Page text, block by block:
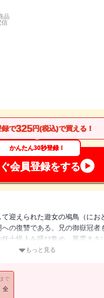
品
信
録で325円(税込)で買える！
かんたん30秒登録！
会員登録をする
迎えられた遊女の鳰鳥（にお
の復讐である。兄の御嶽冠
士怪人を呼び集め、風雲ま
師の三大伝奇小説第１作。
もっと見る
で
全